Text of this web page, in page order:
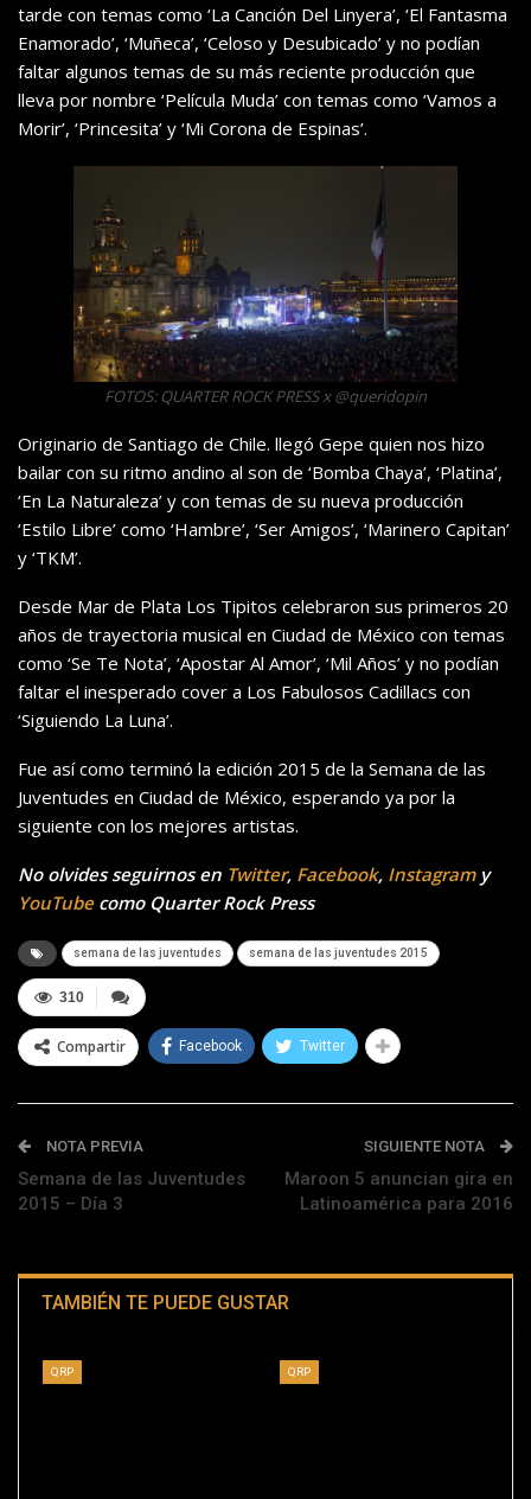
tarde con temas como ‘La Canción Del Linyera’, ‘El Fantasma
Enamorado’, ‘Muñeca’, ‘Celoso y Desubicado’ y no podían
faltar algunos temas de su más reciente producción que
lleva por nombre ‘Película Muda’ con temas como ‘Vamos a
Morir’, ‘Princesita’ y ‘Mi Corona de Espinas’.
FOTOS: QUARTER ROCK PRESS x @queridopin
Originario de Santiago de Chile. llegó Gepe quien nos hizo
bailar con su ritmo andino al son de ‘Bomba Chaya’, ‘Platina’,
‘En La Naturaleza’ y con temas de su nueva producción
‘Estilo Libre’ como ‘Hambre’, ‘Ser Amigos’, ‘Marinero Capitan’
y ‘TKM’.
Desde Mar de Plata Los Tipitos celebraron sus primeros 20
años de trayectoria musical en Ciudad de México con temas
como ‘Se Te Nota’, ‘Apostar Al Amor’, ‘Mil Años’ y no podían
faltar el inesperado cover a Los Fabulosos Cadillacs con
‘Siguiendo La Luna’.
Fue así como terminó la edición 2015 de la Semana de las
Juventudes en Ciudad de México, esperando ya por la
siguiente con los mejores artistas.
No olvides seguirnos en Twitter, Facebook, Instagramy
YouTubecomo Quarter Rock Press
semana de las juventudes semana de las juventudes 2015
310
Compartir Facebook Twitter
NOTA PREVIA
Semana de las Juventudes
2015 – Día 3
SIGUIENTE NOTA
Maroon 5 anuncian gira en
Latinoamérica para 2016
TAMBIÉN TE PUEDE GUSTAR
QRP QRP